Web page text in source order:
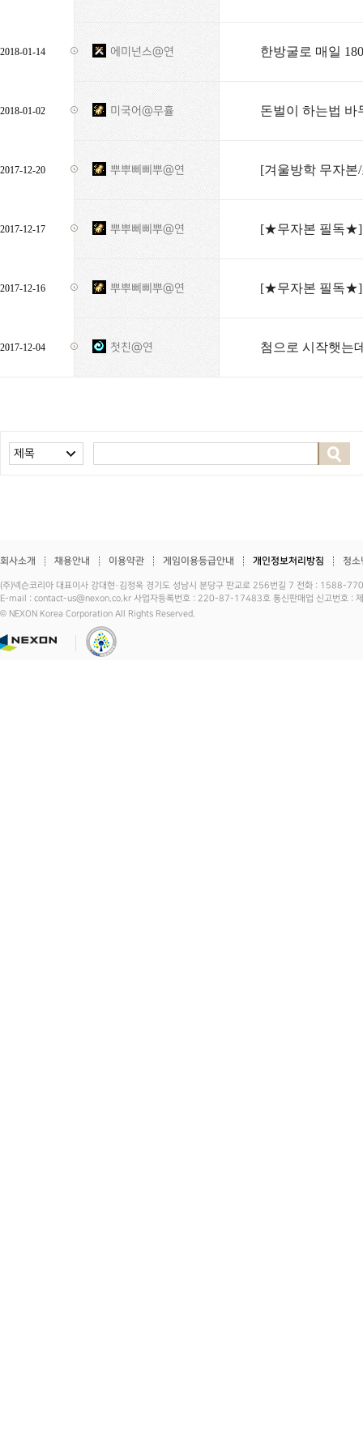
2018-01-14 에미넌스@연 한방굴로 매일
2018-01-02 미국어@무휼 돈벌이 하는법 바
2017-12-20 뿌뿌삐삐뿌@연 [겨울방학 무자본
2017-12-17 뿌뿌삐삐뿌@연 [★무자본 필독★]
2017-12-16 뿌뿌삐삐뿌@연 [★무자본 필독★]
2017-12-04 첫친@연
제목
회사소개 채용안내 이용약관 게임이용등급안내 개인정보처리방침 청소
(주)넥슨코리아 대표이사 강대현·김정욱 경기도 성남시 분당구 판교로 256번길 7 전화 :
E-mail : contact-us@nexon.co.kr 사업자등록번호 : 220-87-17483호 통신판매업 신고번호 :
© NEXON Korea Corporation All Rights Reserved.